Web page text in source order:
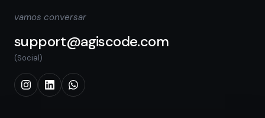
vamos conversar
support@agiscode.com
(Social)